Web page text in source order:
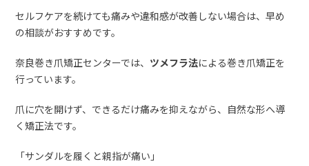
セルフケアを続けても痛みや違和感が改善しない場合は、早め
の相談がおすすめです。
奈良巻き爪矯正センターでは、 ツメフラ法による巻き爪矯正を
行っています。
爪に穴を開けず、できるだけ痛みを抑えながら、自然な形へ導
く矯正法です。
「サンダルを履くと親指が痛い」